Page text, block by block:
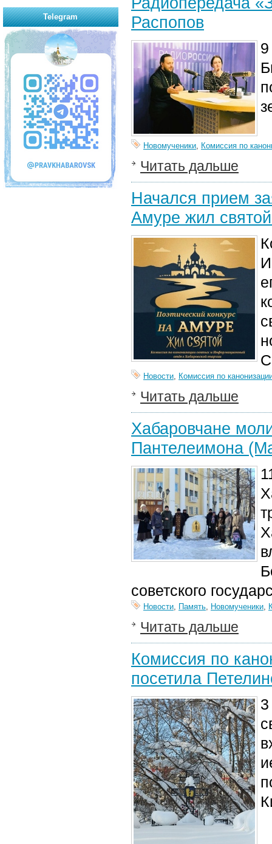
Распопов
Новомученики, Комиссия по
Читать дальше
Начался прием
Амуре жил
Новости, Комиссия по
Читать дальше
Хабаровчане
Пантелеимона
советского
Новости, Память, Новомученики,
Читать дальше
Комиссия по
посетила
Telegram